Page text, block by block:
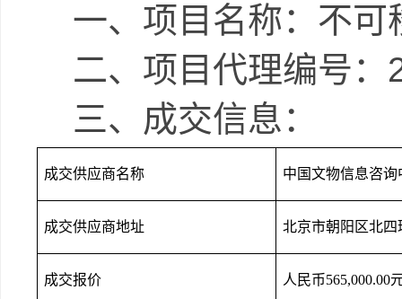
一、 项目名称： 不可
二、项目代理编号：
三、成交信息：
成交供应商名称 中国文物信息咨
成交供应商地址 北京市朝阳区北四
成交报价 人民币565,000.00